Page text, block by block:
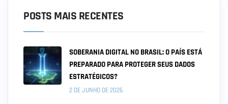
POSTS MAIS RECENTES
SOBERANIA DIGITAL NO BRASIL: O PAÍS ESTÁ
PREPARADO PARA PROTEGER SEUS DADOS
ESTRATÉGICOS?
2 DE JUNHO DE 2026